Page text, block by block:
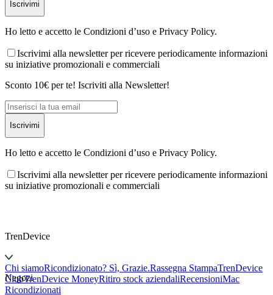
Iscrivimi
Ho letto e accetto le Condizioni d’uso e Privacy Policy.
Iscrivimi alla newsletter per ricevere periodicamente informazioni
su iniziative promozionali e commerciali
Sconto 10€ per te! Iscriviti alla Newsletter!
Iscrivimi
Ho letto e accetto le Condizioni d’uso e Privacy Policy.
Iscrivimi alla newsletter per ricevere periodicamente informazioni
su iniziative promozionali e commerciali
TrenDevice
Chi siamoRicondizionato? Sì, Grazie.Rassegna StampaTrenDevice
ClubTrenDevice MoneyRitiro stock aziendaliRecensioniMac
Ricondizionati
Negozi